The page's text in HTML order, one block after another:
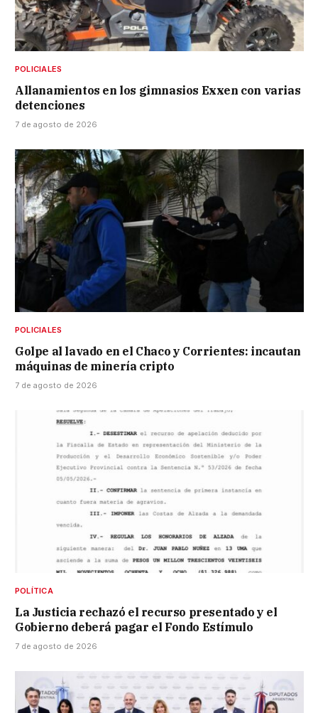
POLICIALES
Allanamientos en los gimnasios Exxen con varias
detenciones
7 de agosto de 2026
POLICIALES
Golpe al lavado en el Chaco y Corrientes: incautan
máquinas de minería cripto
7 de agosto de 2026
POLÍTICA
La Justicia rechazó el recurso presentado y el
Gobierno deberá pagar el Fondo Estímulo
7 de agosto de 2026